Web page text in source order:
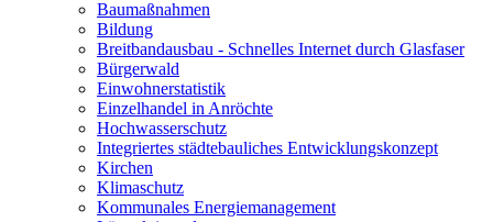
Baumaßnahmen
Bildung
Breitbandausbau - Schnelles Internet durch Glasfaser
Bürgerwald
Einwohnerstatistik
Einzelhandel in Anröchte
Hochwasserschutz
Integriertes städtebauliches Entwicklungskonzept
Kirchen
Klimaschutz
Kommunales Energiemanagement